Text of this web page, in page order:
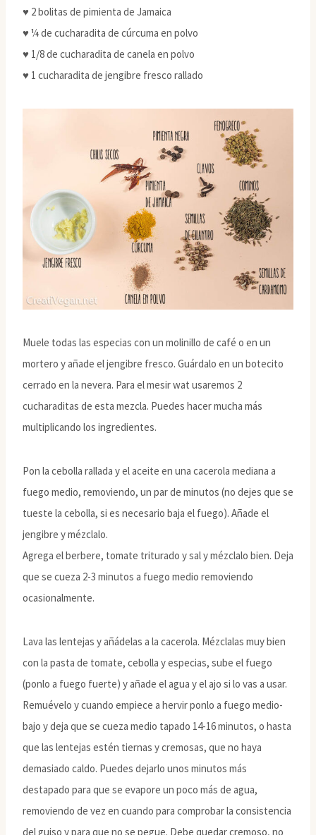
♥ 2 bolitas de pimienta de Jamaica
♥ ¼ de cucharadita de cúrcuma en polvo
♥ 1/8 de cucharadita de canela en polvo
♥ 1 cucharadita de jengibre fresco rallado
Muele todas las especias con un molinillo de café o en un
mortero y añade el jengibre fresco. Guárdalo en un botecito
cerrado en la nevera. Para el mesir wat usaremos 2
cucharaditas de esta mezcla. Puedes hacer mucha más
multiplicando los ingredientes.
Pon la cebolla rallada y el aceite en una cacerola mediana a
fuego medio, removiendo, un par de minutos (no dejes que se
tueste la cebolla, si es necesario baja el fuego). Añade el
jengibre y mézclalo.
Agrega el berbere, tomate triturado y sal y mézclalo bien. Deja
que se cueza 2-3 minutos a fuego medio removiendo
ocasionalmente.
Lava las lentejas y añádelas a la cacerola. Mézclalas muy bien
con la pasta de tomate, cebolla y especias, sube el fuego
(ponlo a fuego fuerte) y añade el agua y el ajo si lo vas a usar.
Remuévelo y cuando empiece a hervir ponlo a fuego medio-
bajo y deja que se cueza medio tapado 14-16 minutos, o hasta
que las lentejas estén tiernas y cremosas, que no haya
demasiado caldo. Puedes dejarlo unos minutos más
destapado para que se evapore un poco más de agua,
removiendo de vez en cuando para comprobar la consistencia
del guiso y para que no se pegue. Debe quedar cremoso, no